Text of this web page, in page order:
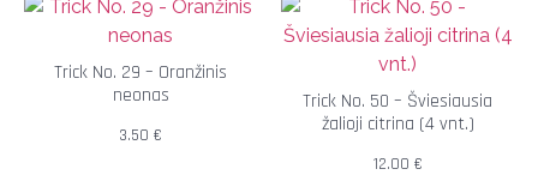
Trick No. 29 – Oranžinis
neonas
3.50 €
Trick No. 50 – Šviesiausia
žalioji citrina (4 vnt.)
12.00 €